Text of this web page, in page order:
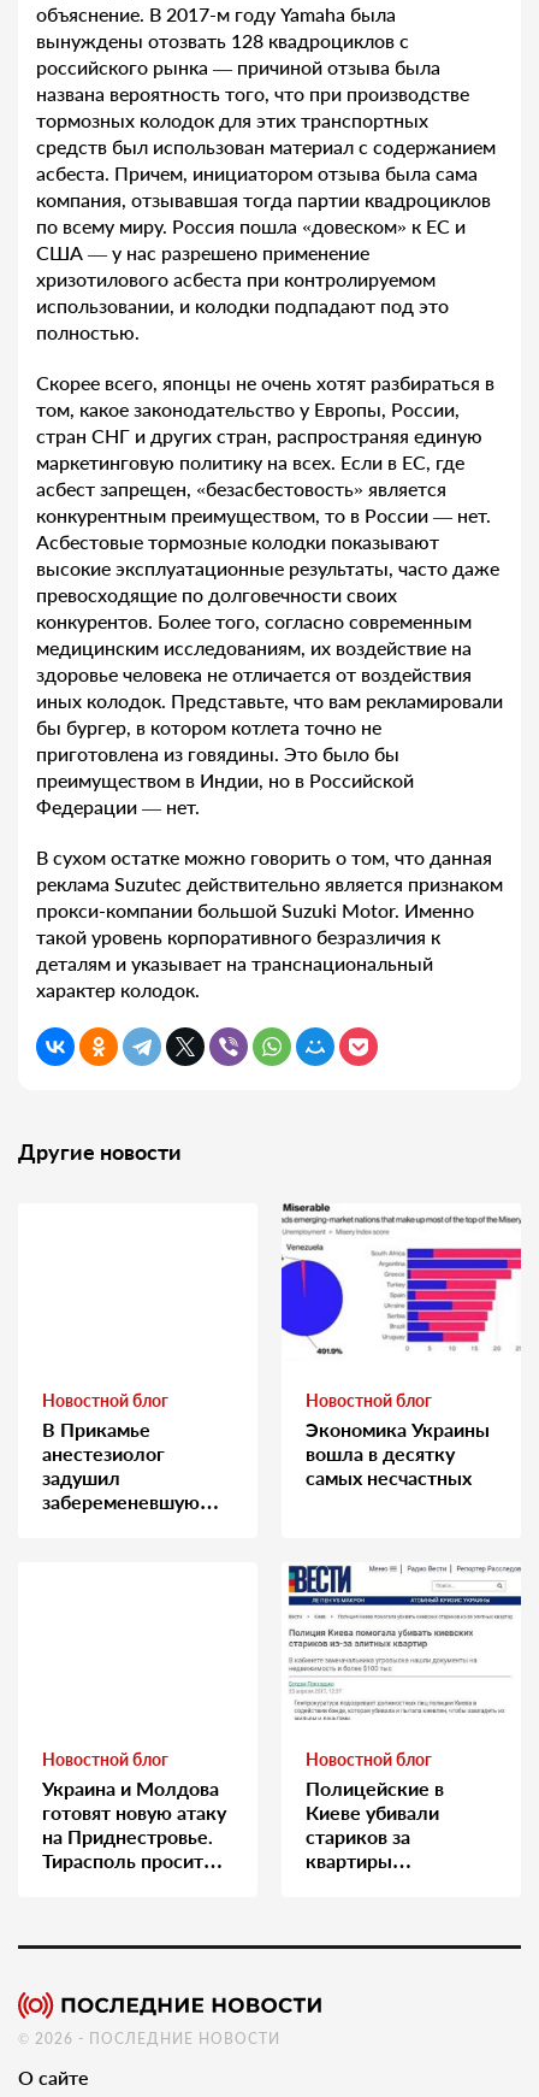
объяснение. В 2017-м году Yamaha была
вынуждены отозвать 128 квадроциклов с
российского рынка — причиной отзыва была
названа вероятность того, что при производстве
тормозных колодок для этих транспортных
средств был использован материал с содержанием
асбеста. Причем, инициатором отзыва была сама
компания, отзывавшая тогда партии квадроциклов
по всему миру. Россия пошла «довеском» к ЕС и
США — у нас разрешено применение
хризотилового асбеста при контролируемом
использовании, и колодки подпадают под это
полностью.
Скорее всего, японцы не очень хотят разбираться в
том, какое законодательство у Европы, России,
стран СНГ и других стран, распространяя единую
маркетинговую политику на всех. Если в ЕС, где
асбест запрещен, «безасбестовость» является
конкурентным преимуществом, то в России — нет.
Асбестовые тормозные колодки показывают
высокие эксплуатационные результаты, часто даже
превосходящие по долговечности своих
конкурентов. Более того, согласно современным
медицинским исследованиям, их воздействие на
здоровье человека не отличается от воздействия
иных колодок. Представьте, что вам рекламировали
бы бургер, в котором котлета точно не
приготовлена из говядины. Это было бы
преимуществом в Индии, но в Российской
Федерации — нет.
В сухом остатке можно говорить о том, что данная
реклама Suzutec действительно является признаком
прокси-компании большой Suzuki Motor. Именно
такой уровень корпоративного безразличия к
деталям и указывает на транснациональный
характер колодок.
Другие новости
Новостной блог
В Прикамье
анестезиолог
задушил
забеременевшую
Новостной блог
Экономика Украины
вошла в десятку
самых несчастных
Новостной блог
Украина и Молдова
готовят новую атаку
на Приднестровье.
Тирасполь просит
Новостной блог
Полицейские в
Киеве убивали
стариков за
квартиры…
© 2026 - ПОСЛЕДНИЕ НОВОСТИ
О сайте